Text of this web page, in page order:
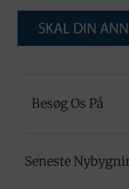
Besøg Os På
Seneste